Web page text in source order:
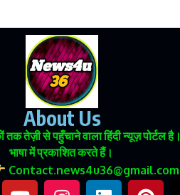
About Us
तक तेज़ी से पहुँचाने वाला हिंदी न्यूज़
भाषा में प्रकाशित करते हैं।
Contact.news4u36@gmail.com